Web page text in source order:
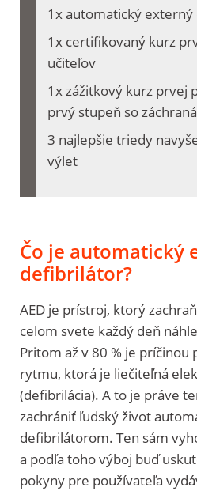
1x automatický
1x certifikovaný kurz
učiteľov
1x zážitkový kurz prvej
prvý stupeň so
3 najlepšie triedy
výlet
Čo je automatický
defibrilátor?
AED je prístroj, ktorý
celom svete každý deň
Pritom až v 80 % je príčinou
rytmu, ktorá je liečiteľná
(defibrilácia). A to je práve
zachrániť ľudský život
defibrilátorom. Ten sám
a podľa toho výboj buď
pokyny pre používateľa